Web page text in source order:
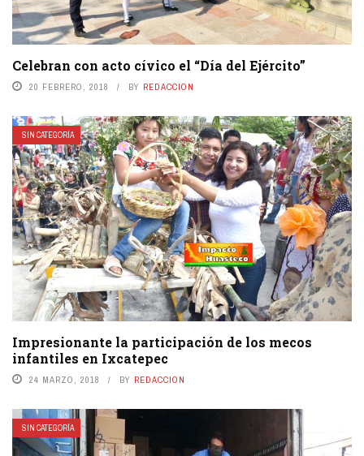
Celebran con acto cívico el “Día del Ejército”
20 FEBRERO, 2018 BY REDACCION
SIN CATEGORÍA
Impresionante la participación de los mecos
infantiles en Ixcatepec
24 MARZO, 2018 BY REDACCION
SIN CATEGORÍA